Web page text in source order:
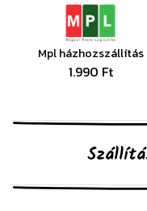
Mpl házhozszállítás
1.990 Ft